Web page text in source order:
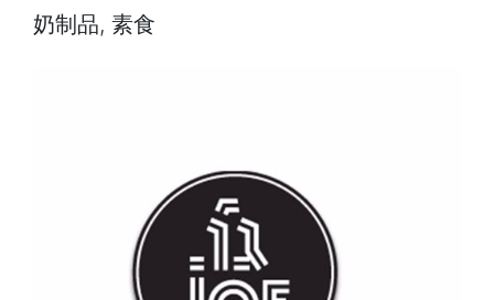
奶制品, 素食